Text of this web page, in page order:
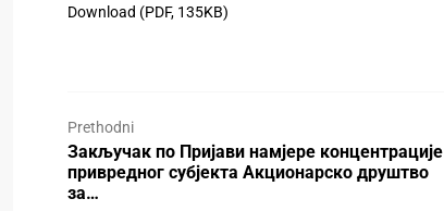
Download (PDF, 135KB)
Prethodni
Закључак по Пријави намјере концентрације
привредног субјекта Акционарско друштво
за…